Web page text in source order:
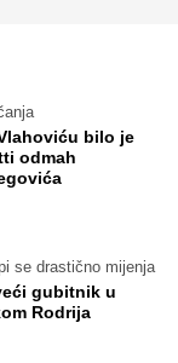
bilo je
odmah
se drastično mijenja
gubitnik u
Rodrija